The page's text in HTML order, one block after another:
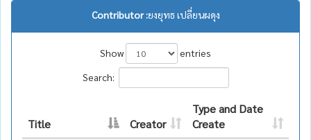
Contributor :ยงยุทธ เปลี่ยนผดุง
Show
entries
Search:
Title Creator
Type and Date
Create